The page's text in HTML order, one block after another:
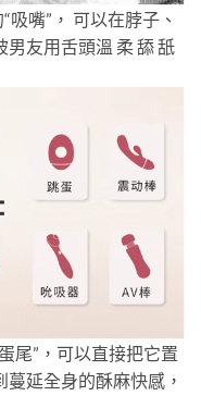
嘴”， 可以在脖子、
友用舌頭溫 柔 舔 舐
”，可以直接把它置
延全身的酥麻快感，